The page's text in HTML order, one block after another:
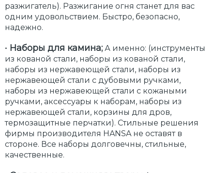
разжигатель). Разжигание огня станет для вас
одним удовольствием. Быстро, безопасно,
надежно.
• Наборы для камина; А именно: (инструменты
из кованой стали, наборы из кованой стали,
наборы из нержавеющей стали, наборы из
нержавеющей стали с дубовыми ручками,
наборы из нержавеющей стали с кожаными
ручками, аксессуары к наборам, наборы из
нержавеющей стали, корзины для дров,
термозащитные перчатки). Стильные решения
фирмы производителя HANSA не оставят в
стороне. Все наборы долговечны, стильные,
качественные.